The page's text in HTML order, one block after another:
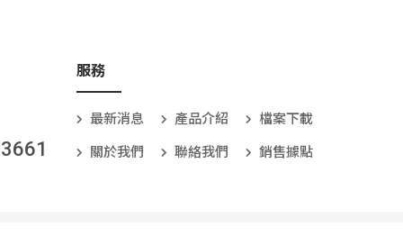
服務
最新消息 產品介紹 檔案下載
關於我們 聯絡我們 銷售據點